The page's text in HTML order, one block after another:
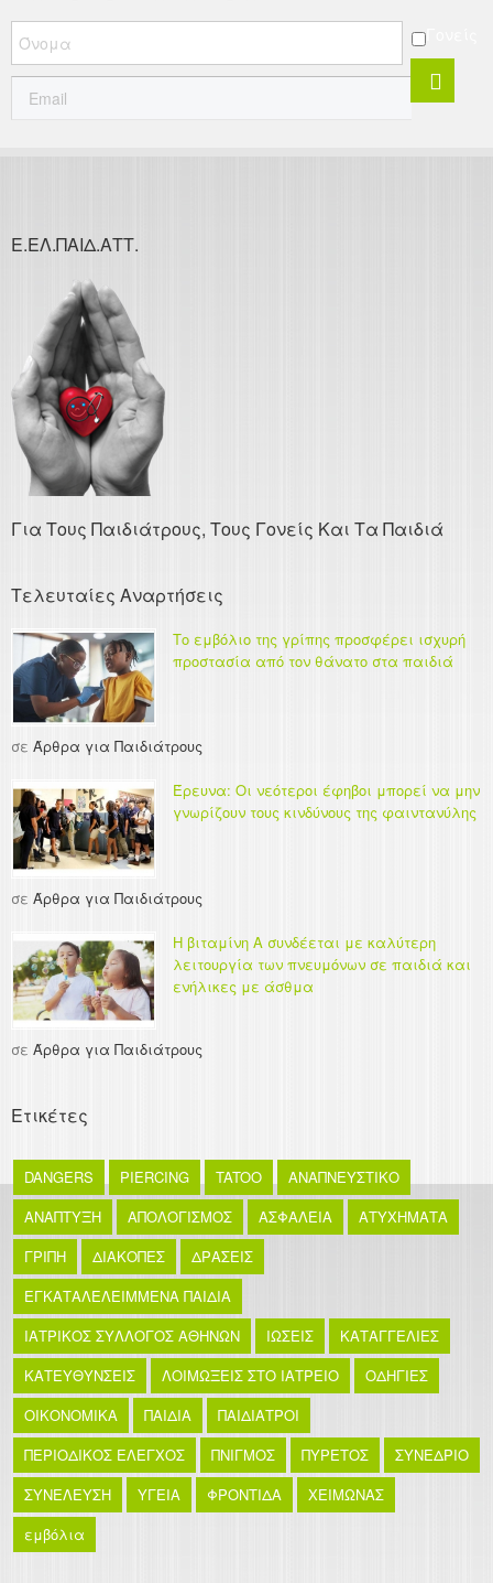
Γονείς
Ε.ΕΛ.ΠΑΙΔ.ΑΤΤ.
Για Τους Παιδιάτρους, Τους Γονείς Και Τα Παιδιά
Τελευταίες Αναρτήσεις
Το εμβόλιο της γρίπης προσφέρει ισχυρή
προστασία από τον θάνατο στα παιδιά
σε Άρθρα για Παιδιάτρους
Έρευνα: Οι νεότεροι έφηβοι μπορεί να μην
γνωρίζουν τους κινδύνους της φαιντανύλης
σε Άρθρα για Παιδιάτρους
Η βιταμίνη Α συνδέεται με καλύτερη
λειτουργία των πνευμόνων σε παιδιά και
ενήλικες με άσθμα
σε Άρθρα για Παιδιάτρους
Ετικέτες
DANGERS PIERCING TATOO
ΑΝΑΠΝΕΥΣΤΙΚΟ
ΑΝΑΠΤΥΞΗ
ΑΠΟΛΟΓΙΣΜΟΣ ΑΣΦΑΛΕΙΑ
ΑΤΥΧΗΜΑΤΑ
ΓΡΙΠΗ
ΔΙΑΚΟΠΕΣ
ΔΡΑΣΕΙΣ
ΕΓΚΑΤΑΛΕΛΕΙΜΜΕΝΑ ΠΑΙΔΙΑ
ΙΑΤΡΙΚΟΣ ΣΥΛΛΟΓΟΣ ΑΘΗΝΩΝ
ΙΩΣΕΙΣ
ΚΑΤΑΓΓΕΛΙΕΣ
ΚΑΤΕΥΘΥΝΣΕΙΣ
ΛΟΙΜΩΞΕΙΣ ΣΤΟ ΙΑΤΡΕΙΟ
ΟΔΗΓΙΕΣ
ΟΙΚΟΝΟΜΙΚΑ
ΠΑΙΔΙΑ
ΠΑΙΔΙΑΤΡΟΙ
ΠΕΡΙΟΔΙΚΟΣ ΕΛΕΓΧΟΣ
ΠΝΙΓΜΟΣ ΠΥΡΕΤΟΣ
ΣΥΝΕΔΡΙΟ
ΣΥΝΕΛΕΥΣΗ
ΥΓΕΙΑ ΦΡΟΝΤΙΔΑ
ΧΕΙΜΩΝΑΣ
εμβόλια